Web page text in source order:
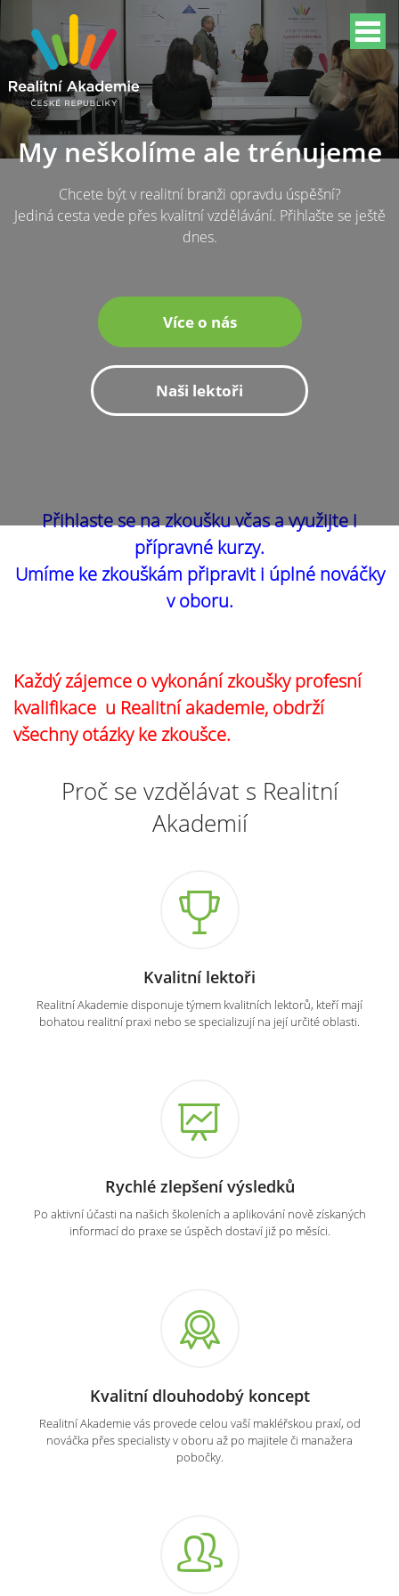
My neškolíme ale trénujeme
Chcete být v realitní branži opravdu úspěšní?
Jediná cesta vede přes kvalitní vzdělávání. Přihlašte se ještě
dnes.
Více o nás
Naši lektoři
Přihlaste se na zkoušku včas a využijte i
přípravné kurzy.
Umíme ke zkouškám připravit i úplné nováčky
v oboru.
Každý zájemce o vykonání zkoušky profesní
kvalifikace u Realitní akademie, obdrží
všechny otázky ke zkoušce.
Proč se vzdělávat s Realitní
Akademií
Kvalitní lektoři
Realitní Akademie disponuje týmem kvalitních lektorů, kteří mají
bohatou realitní praxi nebo se specializují na její určité oblasti.
Rychlé zlepšení výsledků
Po aktivní účasti na našich školeních a aplikování nově získaných
informací do praxe se úspěch dostaví již po měsíci.
Kvalitní dlouhodobý koncept
Realitní Akademie vás provede celou vaší makléřskou praxí, od
nováčka přes specialisty v oboru až po majitele či manažera
pobočky.